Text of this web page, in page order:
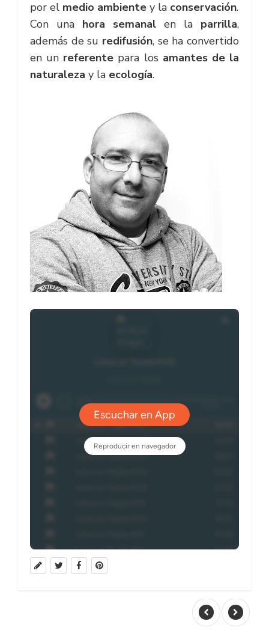
por el medio ambiente y la conservación.
Con una hora semanal en la parrilla,
además de su redifusión, se ha convertido
en un referente para los amantes de la
naturaleza y la ecología.